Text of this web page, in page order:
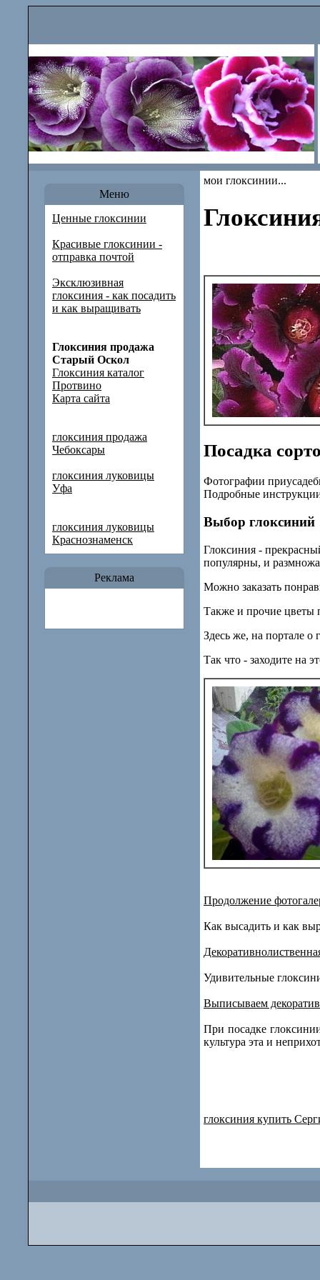
Меню
Ценные глоксинии
Красивые глоксинии -
отправка почтой
Эксклюзивная
глоксиния - как посадить
и как выращивать
Глоксиния продажа
Старый Оскол
Глоксиния каталог
Протвино
Карта сайта
глоксиния продажа
Чебоксары
глоксиния луковицы
Уфа
глоксиния луковицы
Краснознаменск
Реклама
мои глоксинии...
Посадка
Фотографии
Подробные
Выбор глоксиний
Глоксиния -
популярны, и
Можно заказать
Также и прочие цветы
Здесь же, на портале
Так что - заходите на
Продолжение
Как высадить и как
Удивительные
Выписываем
При посадке
культура эта и
глоксиния купить